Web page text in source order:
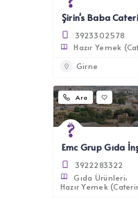
Şirin's Baba
3923302578
Hazır Yemek
Girne
Ara
3922283322
Gıda Ürünleri
Hazır Yemek